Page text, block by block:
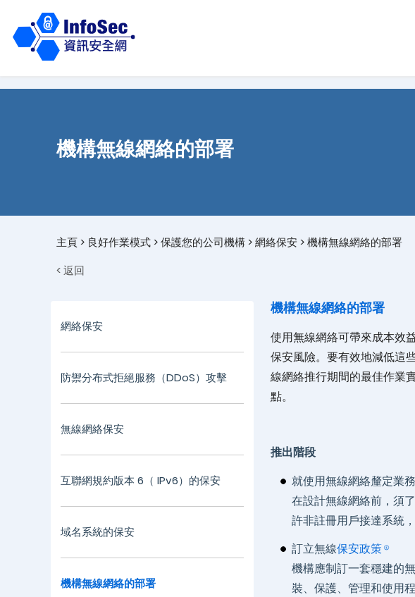
機構無線網絡的部署
主頁> 良好作業模式>保護您的公司機構>網絡保安>機構無線網絡的部署
< 返回
網絡保安
防禦分布式拒絕服務（DDoS）攻擊
無線網絡保安
互聯網規約版本 6（ IPv6）的保安
域名系統的保安
機構無線網絡的部署
機構無線網絡的部署
使用無線網絡可帶來成本效
保安風險。要有效地減低這
線網絡推行期間的最佳作業
點。
推出階段
就使用無線網絡釐定業
在設計無線網絡前，須
許非註冊用戶接達系統
訂立無線保安政策
機構應制訂一套穩建的
裝、保護、管理和使用